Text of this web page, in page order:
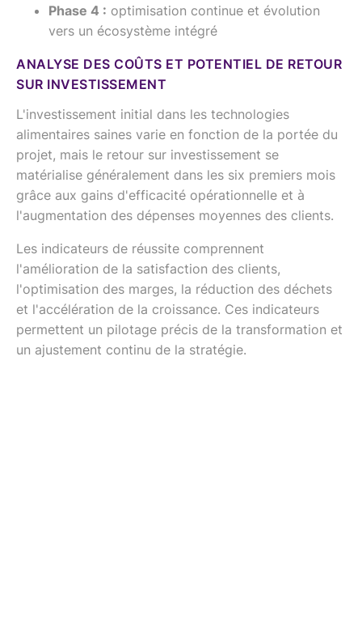
Phase 4 : optimisation continue et évolution
vers un écosystème intégré
ANALYSE DES COÛTS ET POTENTIEL DE RETOUR
SUR INVESTISSEMENT
L'investissement initial dans les technologies
alimentaires saines varie en fonction de la portée du
projet, mais le retour sur investissement se
matérialise généralement dans les six premiers mois
grâce aux gains d'efficacité opérationnelle et à
l'augmentation des dépenses moyennes des clients.
Les indicateurs de réussite comprennent
l'amélioration de la satisfaction des clients,
l'optimisation des marges, la réduction des déchets
et l'accélération de la croissance. Ces indicateurs
permettent un pilotage précis de la transformation et
un ajustement continu de la stratégie.